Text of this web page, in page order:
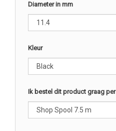
Diameter in mm
Kleur
Ik bestel dit product graag per